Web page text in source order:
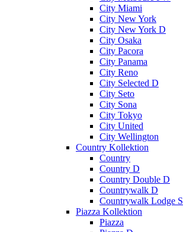
City Miami
City New York
City New York D
City Osaka
City Pacora
City Panama
City Reno
City Selected D
City Seto
City Sona
City Tokyo
City United
City Wellington
Country Kollektion
Country
Country D
Country Double D
Countrywalk D
Countrywalk Lodge S
Piazza Kollektion
Piazza